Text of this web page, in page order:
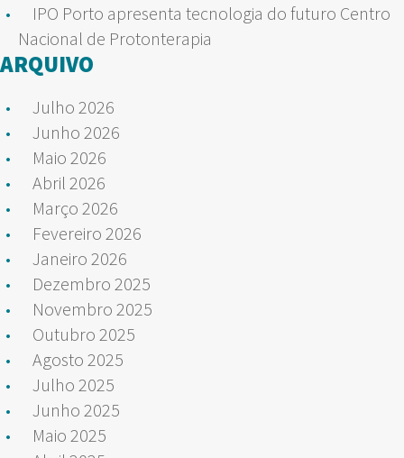
IPO Porto apresenta tecnologia do futuro Centro
Nacional de Protonterapia
ARQUIVO
Julho 2026
Junho 2026
Maio 2026
Abril 2026
Março 2026
Fevereiro 2026
Janeiro 2026
Dezembro 2025
Novembro 2025
Outubro 2025
Agosto 2025
Julho 2025
Junho 2025
Maio 2025